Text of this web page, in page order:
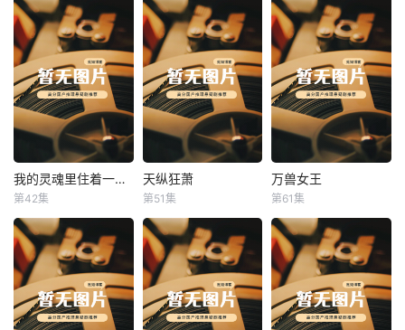
我的灵魂里住着一条龙 我的灵魂里住着一条龙
第42集
天纵狂萧
天纵狂萧
第51集
万兽女王
万兽女王
第61集